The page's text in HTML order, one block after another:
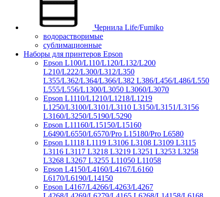
Чернила Life/Fumiko
водорастворимые
сублимационные
Наборы для принтеров Epson
Epson L100/L110/L120/L132/L200
L210/L222/L300/L312/L350
L355/L362/L364/L366/L382 L386/L456/L486/L550
L555/L556/L1300/L3050 L3060/L3070
Epson L1110/L1210/L1218/L1219
L1250/L3100/L3101/L3110 L3150/L3151/L3156
L3160/L3250/L5190/L5290
Epson L11160/L15150/L15160
L6490/L6550/L6570/Pro L15180/Pro L6580
Epson L1118 L1119 L3106 L3108 L3109 L3115
L3116 L3117 L3218 L3219 L3251 L3253 L3258
L3268 L3267 L3255 L11050 L11058
Epson L4150/L4160/L4167/L6160
L6170/L6190/L14150
Epson L4167/L4266/L4263/L4267